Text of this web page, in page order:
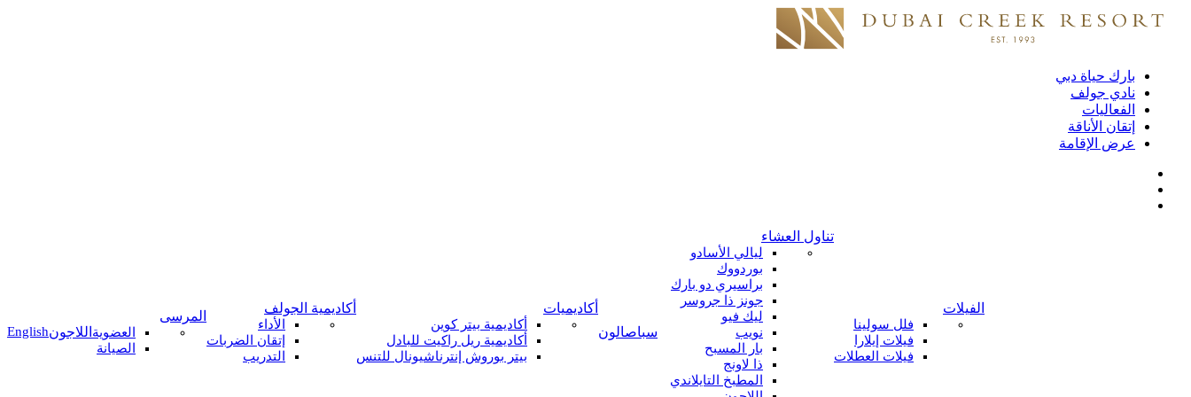
بارك حياة دبي
نادي جولف
الفعاليات
إتقان الأناقة
عرض الإقامة
الفيلات
فلل سولينا
فيلات إيلارا
فيلات العطلات
تناول العشاء
ليالي الأسادو
بوردووك
براسيري دو بارك
جونز ذا جروسر
ليك فيو
نويب
بار المسبح
ذا لاونج
المطبخ التايلاندي
سباصالون
أكاديميات
أكاديمية بيتر كوين
أكاديمية ريل راكيت للبادل
بيتر بوروش إنترناشيونال للتنس
أكاديمية الجولف
الأداء
إتقان الضربات
التدريب
المرسى
العضوية
الصيانة
اللاجونEnglish